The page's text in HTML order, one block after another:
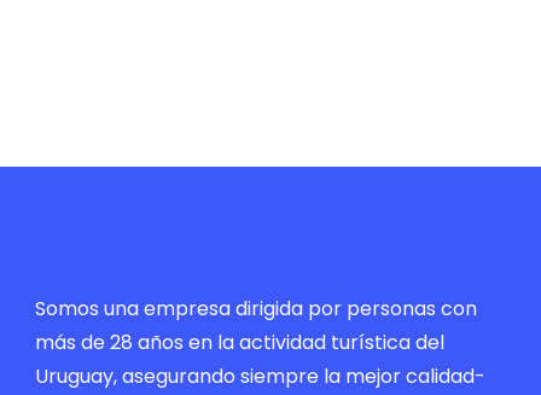
Somos una empresa dirigida por personas con
más de 28 años en la actividad turística del
Uruguay, asegurando siempre la mejor calidad-